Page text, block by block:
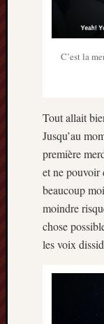
C’est la
Tout allait
Jusqu’au
première
et ne pouvoir
beaucoup
moindre
chose
les voix